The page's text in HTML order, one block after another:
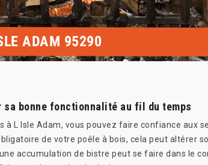
ADAM 95290
sa bonne fonctionnalité au fil du temps
L Isle Adam, vous pouvez faire confiance aux
de votre poêle à bois, cela peut altérer
accumulation de bistre peut se faire dans le